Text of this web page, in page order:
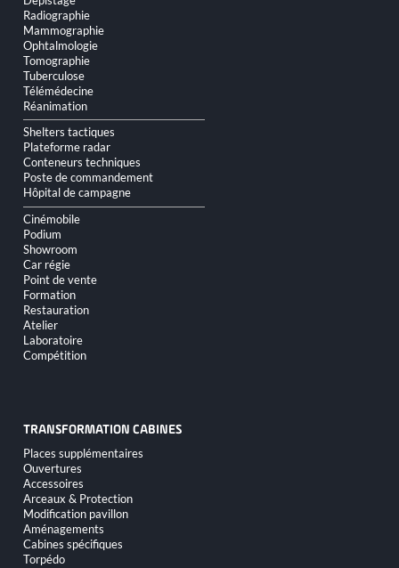
Radiographie
Mammographie
Ophtalmologie
Tomographie
Tuberculose
Télémédecine
Réanimation
Shelters tactiques
Plateforme radar
Conteneurs techniques
Poste de commandement
Hôpital de campagne
Cinémobile
Podium
Showroom
Car régie
Point de vente
Formation
Restauration
Atelier
Laboratoire
Compétition
TRANSFORMATION CABINES
Aller
au
contenu
Places supplémentaires
Ouvertures
Accessoires
Arceaux & Protection
Modification pavillon
Aménagements
Cabines spécifiques
Torpédo